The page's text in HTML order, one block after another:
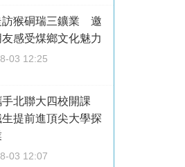
訪猴硐瑞三鑛業 邀
感受煤鄉文化魅力
03 12:25
手北聯大四校開課
提前進頂尖大學探
03 12:07